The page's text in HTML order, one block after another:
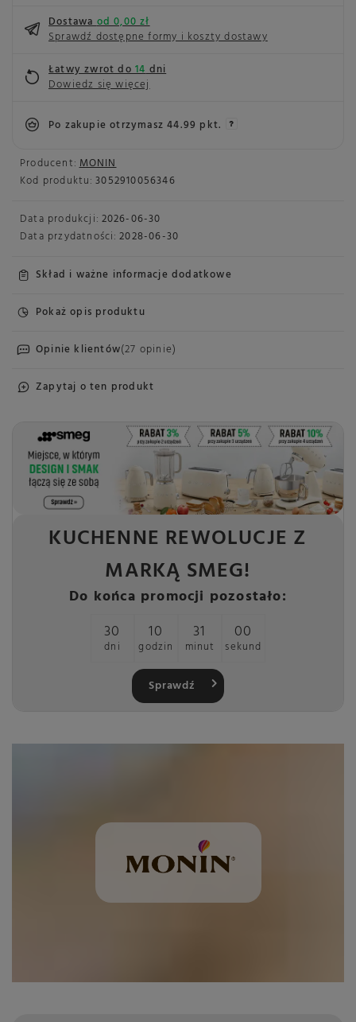
Producent: MONIN
Kod produktu: 3052910056346
Data produkcji: 2026-06-30
Data przydatności: 2028-06-30
Skład i ważne informacje dodatkowe
Pokaż opis produktu
Opinie klientów(27 opinie)
Zapytaj o ten produkt
Dostawaod 0,00 zł
Sprawdź dostępne formy i koszty dostawy
Łatwy zwrot do14dni
Dowiedz się więcej
Po zakupie otrzymasz44.99 pkt.
KUCHENNE REWOLUCJE Z
MARKĄ SMEG!
Do końca promocji pozostało:
30
dni
10
godzin
30
minut
59
sekund
Sprawdź